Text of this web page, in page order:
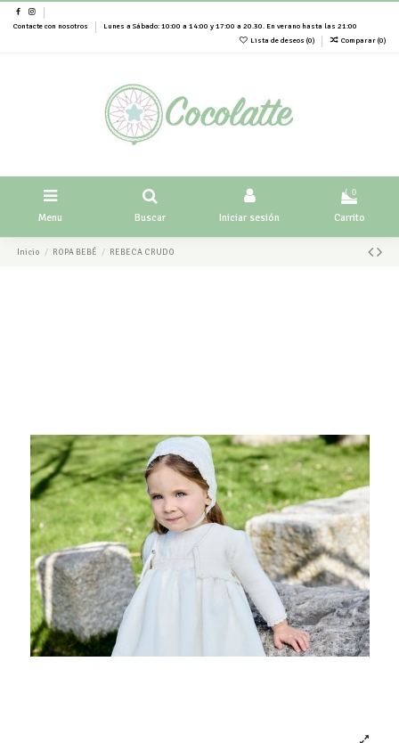
Contacte con nosotros
Lunes a Sábado: 10:00 a 14:00 y 17:00 a 20.30. En verano hasta las 21:00
Lista de deseos (0) Comparar (0)
Menu Buscar Iniciar sesión
0
Carrito
Inicio ROPA BEBÉ REBECA CRUDO